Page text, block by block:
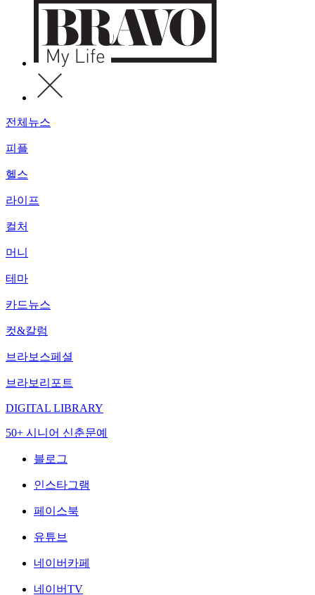
전체뉴스
피플
헬스
라이프
컬처
머니
테마
카드뉴스
컷&칼럼
브라보스페셜
브라보리포트
DIGITAL LIBRARY
50+ 시니어 신춘문예
블로그
인스타그램
페이스북
유튜브
네이버카페
네이버TV